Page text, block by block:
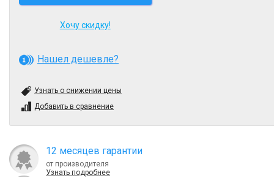
Хочу скидку!
Нашел дешевле?
Узнать о снижении цены
Добавить в сравнение
12 месяцев гарантии
от производителя
Узнать подробнее